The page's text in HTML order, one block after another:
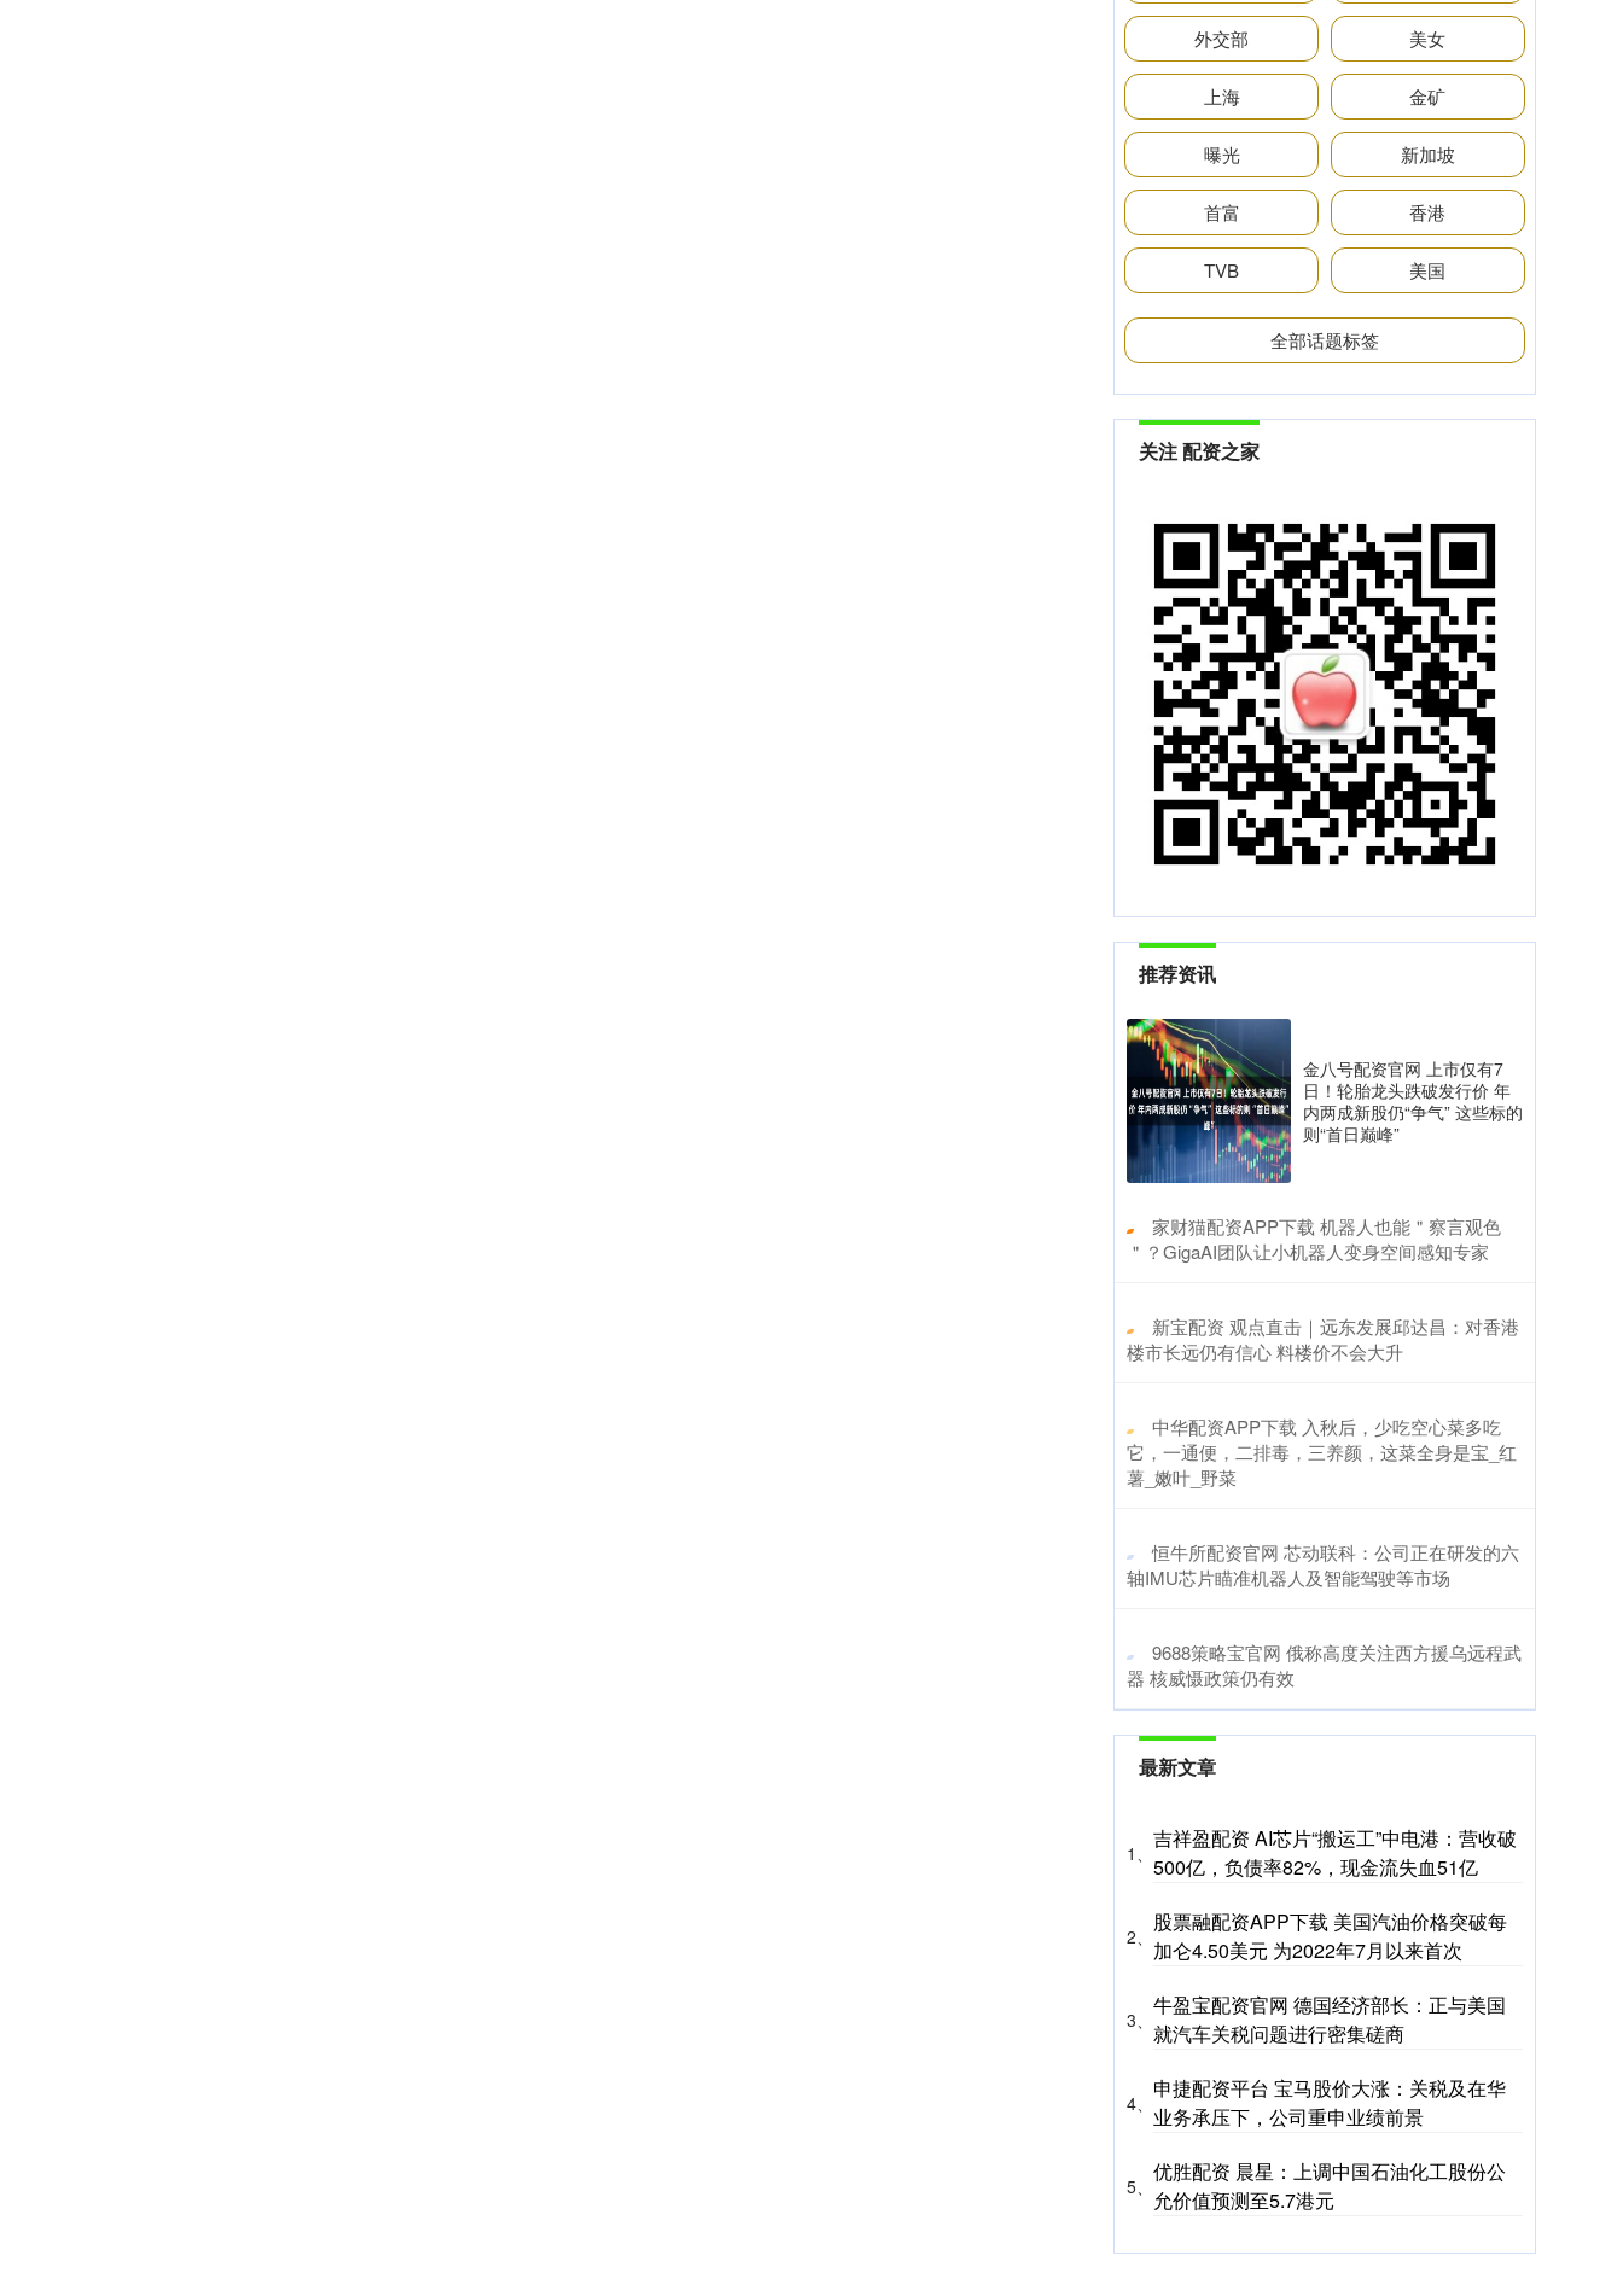
外交部 美女
上海 金矿
曝光 新加坡
首富 香港
TVB 美国
全部话题标签
关注 配资之家
推荐资讯
金八号配资官网 上市仅有7
日！轮胎龙头跌破发行价 年
内两成新股仍“争气” 这些标的
则“首日巅峰”
​家财猫配资APP下载 机器人也能＂察言观色
＂？GigaAI团队让小机器人变身空间感知专家
​新宝配资 观点直击｜远东发展邱达昌：对香港
楼市长远仍有信心 料楼价不会大升
​中华配资APP下载 入秋后，少吃空心菜多吃
它，一通便，二排毒，三养颜，这菜全身是宝_红
薯_嫩叶_野菜
​恒牛所配资官网 芯动联科：公司正在研发的六
轴IMU芯片瞄准机器人及智能驾驶等市场
​9688策略宝官网 俄称高度关注西方援乌远程武
器 核威慑政策仍有效
最新文章
1、
吉祥盈配资 AI芯片“搬运工”中电港：营收破
500亿，负债率82%，现金流失血51亿
2、
股票融配资APP下载 美国汽油价格突破每
加仑4.50美元 为2022年7月以来首次
3、
牛盈宝配资官网 德国经济部长：正与美国
就汽车关税问题进行密集磋商
4、
申捷配资平台 宝马股价大涨：关税及在华
业务承压下，公司重申业绩前景
5、
优胜配资 晨星：上调中国石油化工股份公
允价值预测至5.7港元